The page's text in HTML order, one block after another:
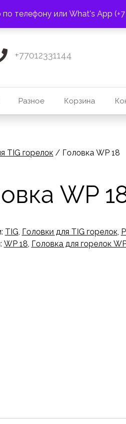
телефону или What's App (+7
ПОЧТА:
+77012331144
Разное Корзина
TIG горелок / Головка WP 18
WP
TIG, Головки для TIG горелок,
WP 18, Головка для горелок